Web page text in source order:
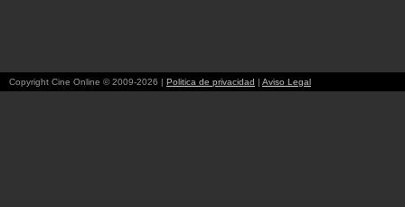
Copyright Cine Online © 2009-2026 | Politica de privacidad | Aviso Legal